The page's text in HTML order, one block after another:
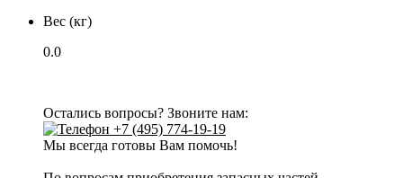
Вес (кг)
0.0
Остались вопросы? Звоните нам:
+7 (495) 774-19-19
Мы всегда готовы Вам помочь!